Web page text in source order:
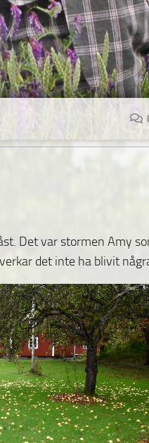
Det var stormen Amy
det inte ha blivit